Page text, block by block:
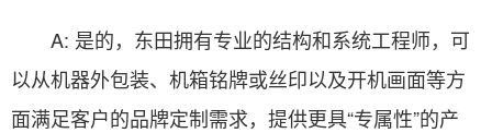
A: 是的，东田拥有专业的结构和系统工程师，可
以从机器外包装、机箱铭牌或丝印以及开机画面等方
面满足客户的品牌定制需求，提供更具“专属性”的产